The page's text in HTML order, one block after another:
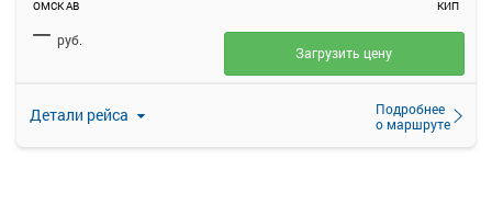
ОМСК АВ КИП
Детали рейса
Подробнее
о маршруте
— руб.
Загрузить цену